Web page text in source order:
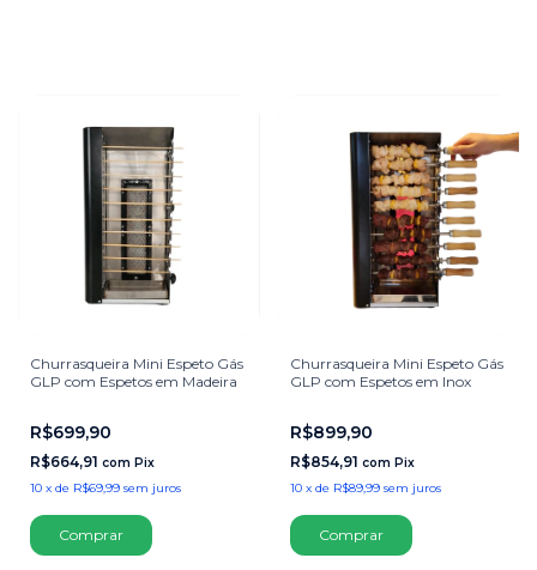
Churrasqueira Mini Espeto Gás
GLP com Espetos em Madeira
R$699,90
R$664,91 com Pix
10 x de R$69,99 sem juros
Comprar
Churrasqueira Mini Espeto Gás
GLP com Espetos em Inox
R$899,90
R$854,91 com Pix
10 x de R$89,99 sem juros
Comprar